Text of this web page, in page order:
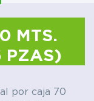
MTS.
PZAS)
por caja 70